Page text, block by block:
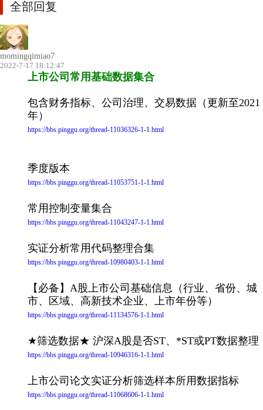
全部回复
momingqimiao7
2022-7-17 18:12:47
上市公司常用基础数据集合
包含财务指标、公司治理、交易数据（更新至2021
年）
https://bbs.pinggu.org/thread-11036326-1-1.html
季度版本
https://bbs.pinggu.org/thread-11053751-1-1.html
常用控制变量集合
https://bbs.pinggu.org/thread-11043247-1-1.html
实证分析常用代码整理合集
https://bbs.pinggu.org/thread-10980403-1-1.html
【必备】A股上市公司基础信息（行业、省份、城
市、区域、高新技术企业、上市年份等）
https://bbs.pinggu.org/thread-11134576-1-1.html
★筛选数据★ 沪深A股是否ST、*ST或PT数据整理
https://bbs.pinggu.org/thread-10946316-1-1.html
上市公司论文实证分析筛选样本所用数据指标
https://bbs.pinggu.org/thread-11068606-1-1.html